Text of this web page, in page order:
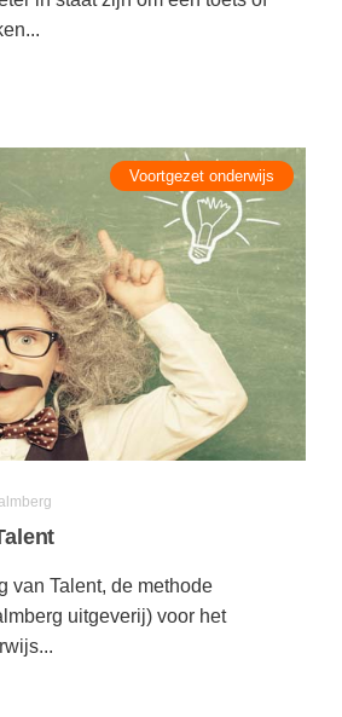
Voortgezet onderwijs
van Talent, de methode
uitgeverij) voor het